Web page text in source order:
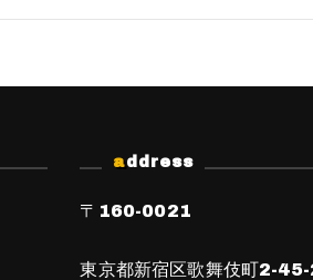
address
〒160-0021
東京都新宿区歌舞伎町2-